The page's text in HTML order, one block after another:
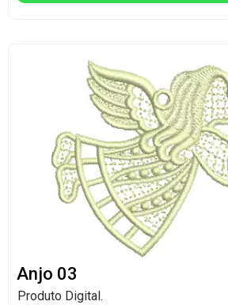
Anjo 03
Produto Digital.